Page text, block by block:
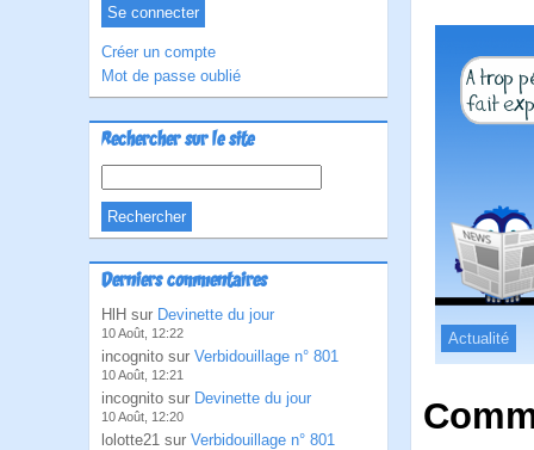
Créer un compte
Mot de passe oublié
Rechercher sur le site
Derniers commentaires
HlH sur Devinette du jour
10 Août, 12:22
incognito sur Verbidouillage n° 801
10 Août, 12:21
incognito sur Devinette du jour
10 Août, 12:20
lolotte21 sur Verbidouillage n° 801
Actualité